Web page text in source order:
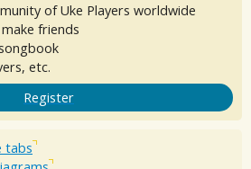
of Uke Players worldwide
friends
etc.
Register
tabs